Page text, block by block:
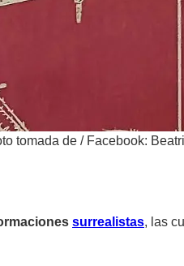
tomada de / Facebook:
surrealistas, las